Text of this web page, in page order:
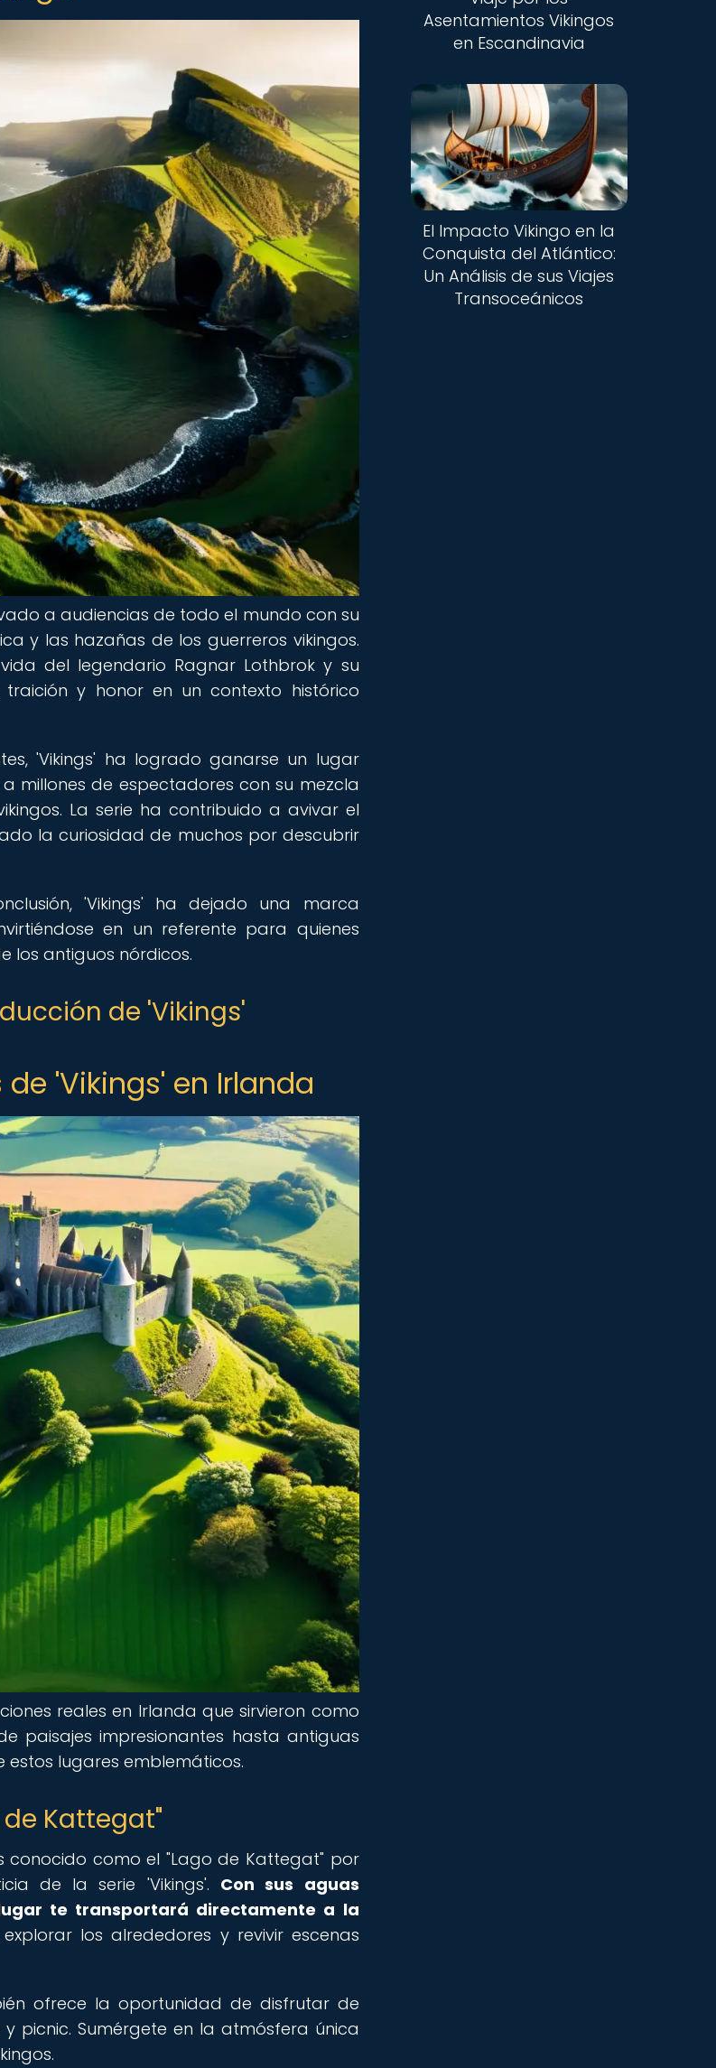
a audiencias de todo el mundo con su
y las hazañas de los guerreros vikingos.
del legendario Ragnar Lothbrok y su
y honor en un contexto histórico
'Vikings' ha logrado ganarse un lugar
millones de espectadores con su mezcla
La serie ha contribuido a avivar el
la curiosidad de muchos por descubrir
'Vikings' ha dejado una marca
en un referente para quienes
los antiguos nórdicos.
de 'Vikings'
'Vikings' en Irlanda
reales en Irlanda que sirvieron como
paisajes impresionantes hasta antiguas
estos lugares emblemáticos.
de Kattegat"
conocido como el "Lago de Kattegat" por
de la serie 'Vikings'. Con sus aguas
te transportará directamente a la
los alrededores y revivir escenas
ofrece la oportunidad de disfrutar de
picnic. Sumérgete en la atmósfera única
Asentamientos Vikingos
en Escandinavia
El Impacto Vikingo en la
Conquista del Atlántico:
Un Análisis de sus Viajes
Transoceánicos